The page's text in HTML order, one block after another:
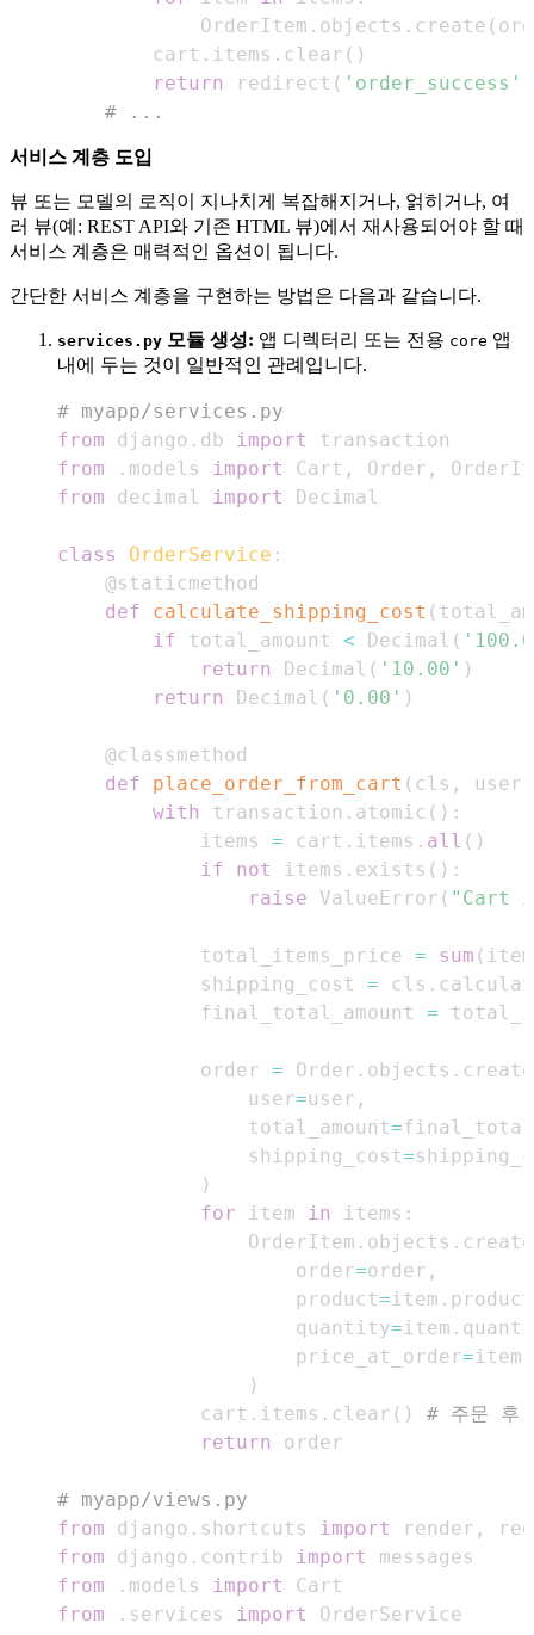
            OrderItem
. objects . create (
        cart
. items . clear ( )
return
redirect ( 'order_success'
# ...
서비스 계층 도입
뷰 또는 모델의 로직이 지나치게 복잡해지거나, 얽히거나, 여
러 뷰(예: REST API와 기존 HTML 뷰)에서 재사용되어야 할 때
서비스 계층은 매력적인 옵션이 됩니다.
간단한 서비스 계층을 구현하는 방법은 다음과 같습니다.
services.py 모듈 생성: 앱 디렉터리 또는 전용 core 앱
내에 두는 것이 일반적인 관례입니다.
# myapp/services.py
from django . db import
from
. models import Cart , Order ,
from decimal import
class OrderService :
@staticmethod
def
calculate_shipping_cost (
if total_amount < Decimal (
return
Decimal ( '10.00' )
return
Decimal ( '0.00' )
@classmethod
def
place_order_from_cart ( cls , user
with
transaction . atomic ( ) :
            items
= cart . items . all ( )
if
not items . exists ( ) :
raise ValueError ( "Cart
            total_items_price
= sum ( item
            shipping_cost
= cls .
            final_total_amount
=
            order
= Order . objects . create
                user
=user ,
                total_amount
=
                shipping_cost
=
)
for item in items :
                OrderItem
. objects . create
                    order
=order ,
                    product
=item . product
                    quantity
=item .
                    price_at_order
=item
)
            cart
. items . clear ( )
# 주문 후
return
# myapp/views.py
from django . shortcuts import render ,
from django . contrib import
from
. models import
from
. services import